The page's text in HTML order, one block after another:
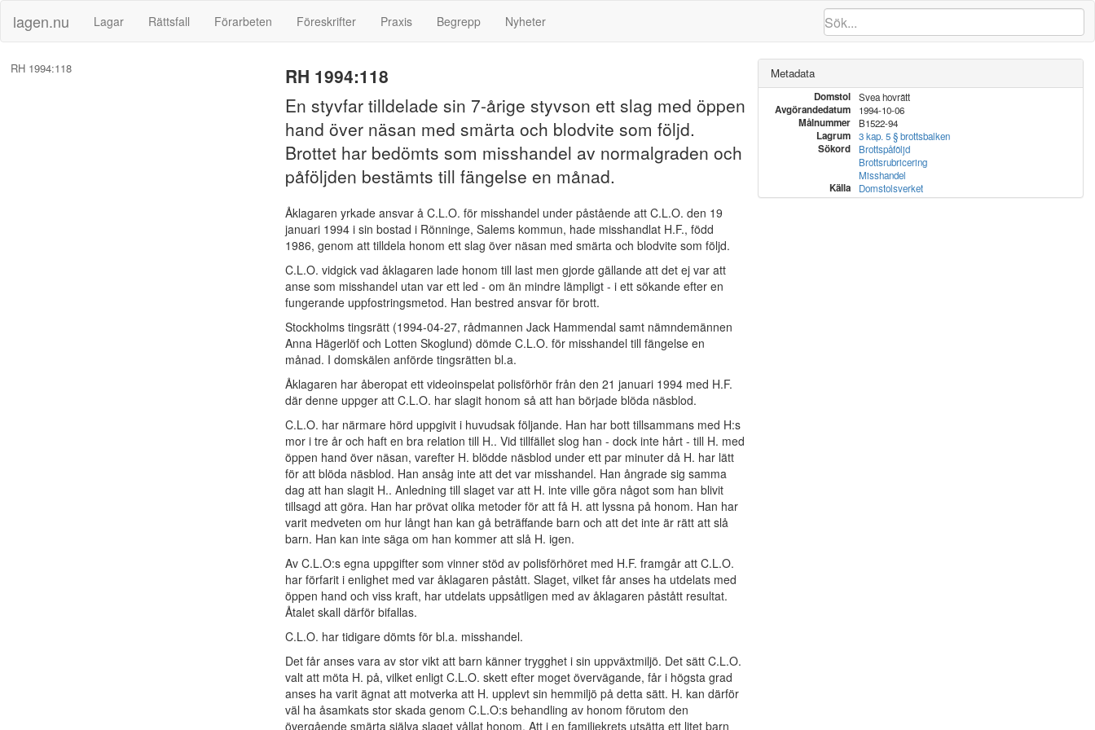
lagen.nu Lagar Rättsfall Förarbeten Föreskrifter Praxis Begrepp Nyheter
RH 1994:118
RH 1994:118
En styvfar tilldelade sin 7-årige styvson ett slag med öppen
hand över näsan med smärta och blodvite som följd.
Brottet har bedömts som misshandel av normalgraden och
påföljden bestämts till fängelse en månad.
Åklagaren yrkade ansvar å C.L.O. för misshandel under påstående att C.L.O. den 19
januari 1994 i sin bostad i Rönninge, Salems kommun, hade misshandlat H.F., född
1986, genom att tilldela honom ett slag över näsan med smärta och blodvite som följd.
C.L.O. vidgick vad åklagaren lade honom till last men gjorde gällande att det ej var att
anse som misshandel utan var ett led - om än mindre lämpligt - i ett sökande efter en
fungerande uppfostringsmetod. Han bestred ansvar för brott.
Stockholms tingsrätt (1994-04-27, rådmannen Jack Hammendal samt nämndemännen
Anna Hägerlöf och Lotten Skoglund) dömde C.L.O. för misshandel till fängelse en
månad. I domskälen anförde tingsrätten bl.a.
Åklagaren har åberopat ett videoinspelat polisförhör från den 21 januari 1994 med H.F.
där denne uppger att C.L.O. har slagit honom så att han började blöda näsblod.
C.L.O. har närmare hörd uppgivit i huvudsak följande. Han har bott tillsammans med H:s
mor i tre år och haft en bra relation till H.. Vid tillfället slog han - dock inte hårt - till H. med
öppen hand över näsan, varefter H. blödde näsblod under ett par minuter då H. har lätt
för att blöda näsblod. Han ansåg inte att det var misshandel. Han ångrade sig samma
dag att han slagit H.. Anledning till slaget var att H. inte ville göra något som han blivit
tillsagd att göra. Han har prövat olika metoder för att få H. att lyssna på honom. Han har
varit medveten om hur långt han kan gå beträffande barn och att det inte är rätt att slå
barn. Han kan inte säga om han kommer att slå H. igen.
Av C.L.O:s egna uppgifter som vinner stöd av polisförhöret med H.F. framgår att C.L.O.
har förfarit i enlighet med var åklagaren påstått. Slaget, vilket får anses ha utdelats med
öppen hand och viss kraft, har utdelats uppsåtligen med av åklagaren påstått resultat.
Åtalet skall därför bifallas.
C.L.O. har tidigare dömts för bl.a. misshandel.
Det får anses vara av stor vikt att barn känner trygghet i sin uppväxtmiljö. Det sätt C.L.O.
valt att möta H. på, vilket enligt C.L.O. skett efter moget övervägande, får i högsta grad
anses ha varit ägnat att motverka att H. upplevt sin hemmiljö på detta sätt. H. kan därför
väl ha åsamkats stor skada genom C.L.O:s behandling av honom förutom den
övergående smärta själva slaget vållat honom. Att i en familjekrets utsätta ett litet barn
Metadata
Domstol Svea hovrätt
Avgörandedatum 1994-10-06
Målnummer B1522-94
Lagrum 3 kap. 5 § brottsbalken
Sökord
Brottspåföljd
Brottsrubricering
Misshandel
Källa Domstolsverket